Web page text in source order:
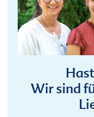
Wir sind